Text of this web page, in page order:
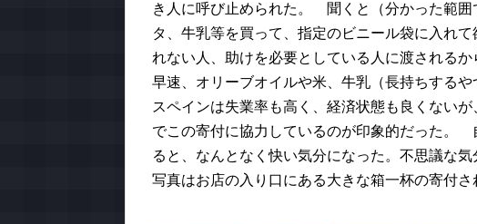
き人に呼び止められた。 聞くと（分かった範囲
タ、牛乳等を買って、指定のビニール袋に入れ
れない人、助けを必要としている人に渡される
早速、オリーブオイルや米、牛乳（長持ちする
スペインは失業率も高く、経済状態も良くない
でこの寄付に協力しているのが印象的だった。
ると、なんとなく快い気分になった。不思議な気
写真はお店の入り口にある大きな箱一杯の寄付さ